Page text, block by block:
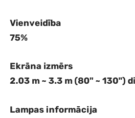
Vienveidība
75%
Ekrāna izmērs
2.03 m ~ 3.3 m (80" ~ 130")
Lampas informācija